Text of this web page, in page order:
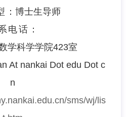
： 博士生导师
电话：
学科学学院423室
At nankai Dot edu Dot c
n
sms/wj/lis